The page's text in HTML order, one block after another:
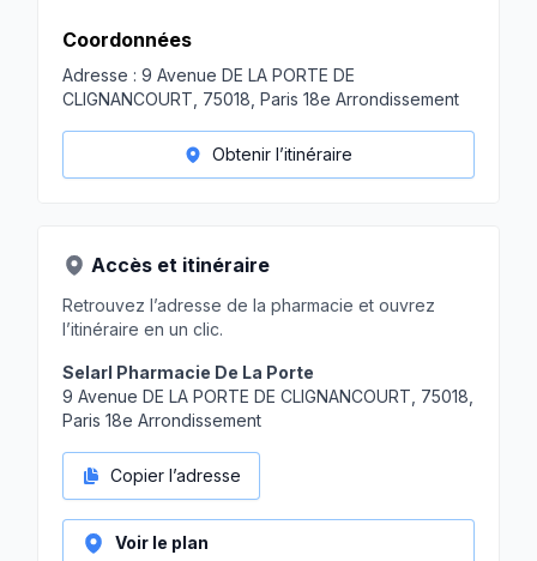
Coordonnées
Adresse : 9 Avenue DE LA PORTE DE
CLIGNANCOURT, 75018, Paris 18e Arrondissement
Obtenir l’itinéraire
Accès et itinéraire
Retrouvez l’adresse de la pharmacie et ouvrez
l’itinéraire en un clic.
Selarl Pharmacie De La Porte
9 Avenue DE LA PORTE DE CLIGNANCOURT, 75018,
Paris 18e Arrondissement
Copier l’adresse
Voir le plan